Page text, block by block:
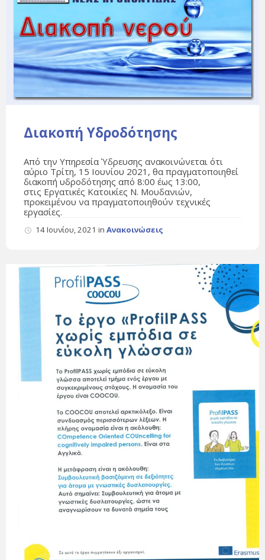
Διακοπή Υδροδότησης
Από την Υπηρεσία Ύδρευσης ανακοινώνεται ότι
αύριο Τρίτη, 15 Ιουνίου 2021, θα πραγματοποιηθεί
διακοπή υδροδότησης από 8:00 έως 13:00,
στις Εργατικές Κατοικίες Ν. Μουδανιών,
προκειμένου να πραγματοποιηθούν τεχνικές
εργασίες.
14 Ιουνίου, 2021 in Ανακοινώσεις